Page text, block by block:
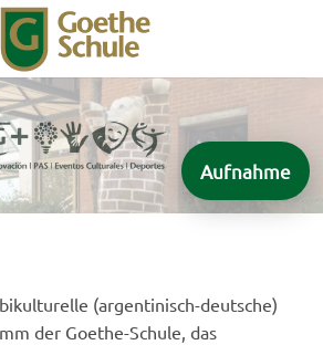
(argentinisch-deutsche)
der Goethe-Schule, das
Aufnahme